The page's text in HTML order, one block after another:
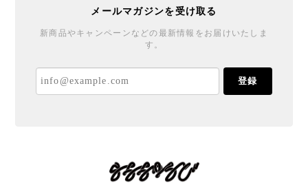
メールマガジンを受け取る
新商品やキャンペーンなどの最新情報をお届けいたしま
す。
登録